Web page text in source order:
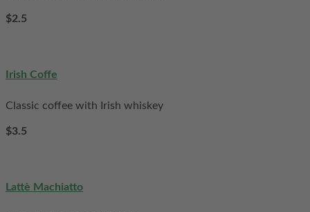
$2.5
Irish Coffe
Classic coffee with Irish whiskey
$3.5
Lattè Machiatto